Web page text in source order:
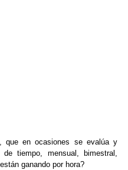
que en ocasiones se evalúa y
tiempo, mensual, bimestral,
ganando por hora?